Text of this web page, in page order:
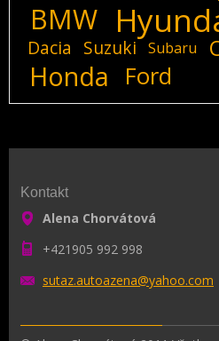
BMW
Dacia Suzuki Subaru
Honda Ford
Kontakt
Alena Chorvátová
+421905 992 998
sutaz.autoazena@yahoo.com